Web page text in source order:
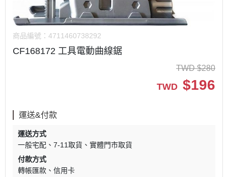
商品編號： 4711460738292
CF168172 工具電動曲線鋸
TWD $280
TWD $196
運送&付款
運送方式
一般宅配
7-11取貨
實體門市取貨
付款方式
轉帳匯款
信用卡